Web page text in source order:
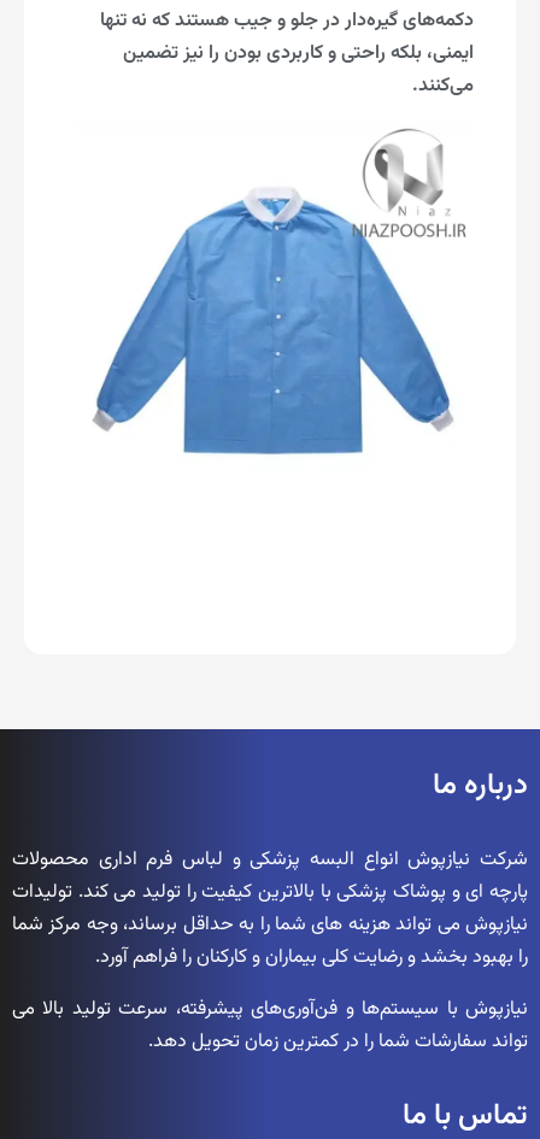
دکمه‌های گیره‌دار در جلو و جیب هستند که نه تنها
ایمنی، بلکه راحتی و کاربردی بودن را نیز تضمین
می‌کنند.
درباره ما
شرکت نیازپوش انواع البسه پزشکی و لباس فرم اداری محصولات
پارچه ای و پوشاک پزشکی با بالاترین کیفیت را تولید می کند. تولیدات
نیازپوش می تواند هزینه های شما را به حداقل برساند، وجه مرکز شما
را بهبود بخشد و رضایت کلی بیماران و کارکنان را فراهم آورد.
نیازپوش با سیستم‌ها و فن‌آوری‌های پیشرفته، سرعت تولید بالا می
تواند سفارشات شما را در کمترین زمان تحویل دهد.
تماس با ما